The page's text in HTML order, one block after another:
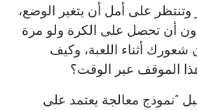
وتنتظر على أمل أن يتغير الوضع،
دون أن تحصل على الكرة ولو مرة
أثناء اللعبة، وكيف
الموقف عبر الوقت؟
“نموذج معالجة يعتمد على